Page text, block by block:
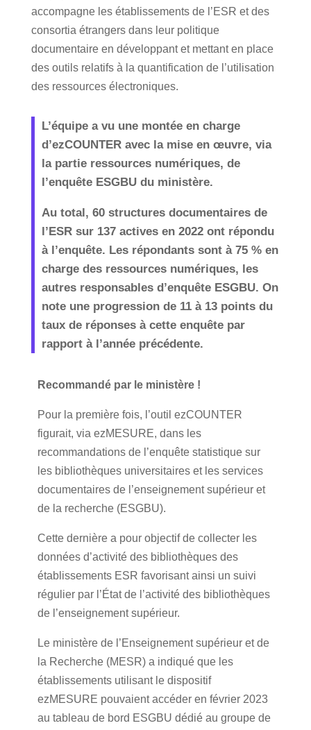
accompagne les établissements de l’ESR et des
consortia étrangers dans leur politique
documentaire en développant et mettant en place
des outils relatifs à la quantification de l’utilisation
des ressources électroniques.
L’équipe a vu une montée en charge
d’ezCOUNTER avec la mise en œuvre, via
la partie ressources numériques, de
l’enquête ESGBU du ministère.
Au total, 60 structures documentaires de
l’ESR sur 137 actives en 2022 ont répondu
à l’enquête. Les répondants sont à 75 % en
charge des ressources numériques, les
autres responsables d’enquête ESGBU. On
note une progression de 11 à 13 points du
taux de réponses à cette enquête par
rapport à l’année précédente.
Recommandé par le ministère !
Pour la première fois, l’outil ezCOUNTER
figurait, via ezMESURE, dans les
recommandations de l’enquête statistique sur
les bibliothèques universitaires et les services
documentaires de l’enseignement supérieur et
de la recherche (ESGBU).
Cette dernière a pour objectif de collecter les
données d’activité des bibliothèques des
établissements ESR favorisant ainsi un suivi
régulier par l’État de l’activité des bibliothèques
de l’enseignement supérieur.
Le ministère de l’Enseignement supérieur et de
la Recherche (MESR) a indiqué que les
établissements utilisant le dispositif
ezMESURE pouvaient accéder en février 2023
au tableau de bord ESGBU dédié au groupe de